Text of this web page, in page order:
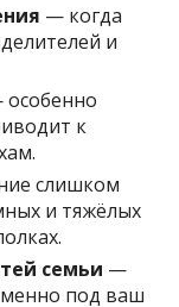
— когда
и
к
слишком
и тяжёлых
семьи —
под ваш